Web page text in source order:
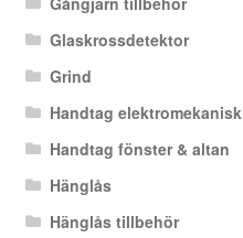
Glaskrossdetektor
Grind
Handtag elektromekanisk
Handtag fönster & altan
Hänglås
Hänglås tillbehör